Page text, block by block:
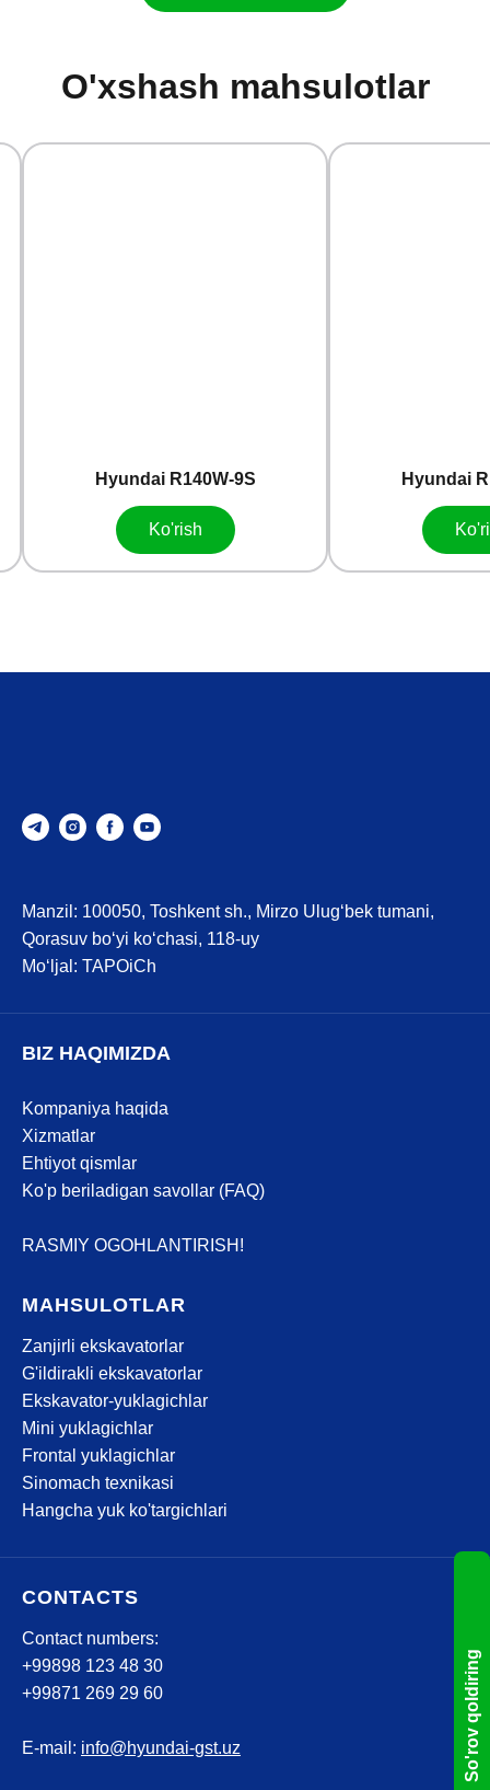
So'rov qoldiring
O'xshash mahsulotlar
Hyundai R140W-9S
Ko'rish
Hyundai
Manzil: 100050, Toshkent sh., Mirzo Ulug‘bek tumani,
Qorasuv bo‘yi ko‘chasi, 118-uy
Mo‘ljal: TAPOiCh
BIZ HAQIMIZDA
Kompaniya haqida
Xizmatlar
Ehtiyot qismlar
Ko'p beriladigan savollar (FAQ)
RASMIY OGOHLANTIRISH!
MAHSULOTLAR
Zanjirli ekskavatorlar
G'ildirakli ekskavatorlar
Ekskavator-yuklagichlar
Mini yuklagichlar
Frontal yuklagichlar
Sinomach texnikasi
Hangcha yuk ko'targichlari
CONTACTS
Contact numbers:
+99898 123 48 30
+99871 269 29 60
E-mail: info@hyundai-gst.uz